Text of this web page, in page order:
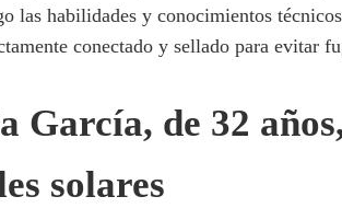
las habilidades y conocimientos
conectado y sellado para evitar
García, de 32
solares